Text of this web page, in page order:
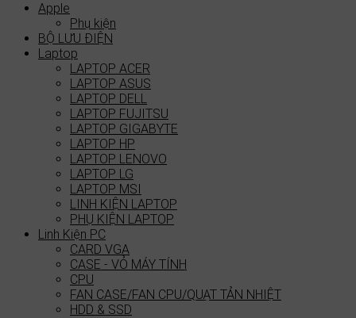
Apple
Phụ kiện
BỘ LƯU ĐIỆN
Laptop
LAPTOP ACER
LAPTOP ASUS
LAPTOP DELL
LAPTOP FUJITSU
LAPTOP GIGABYTE
LAPTOP HP
LAPTOP LENOVO
LAPTOP LG
LAPTOP MSI
LINH KIỆN LAPTOP
PHỤ KIỆN LAPTOP
Linh Kiện PC
CARD VGA
CASE - VỎ MÁY TÍNH
CPU
FAN CASE/FAN CPU/QUẠT TẢN NHIỆT
HDD & SSD